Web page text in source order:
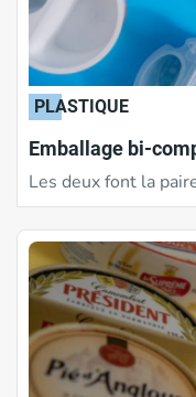
PLASTIQUE
Emballage bi-
Les deux font la